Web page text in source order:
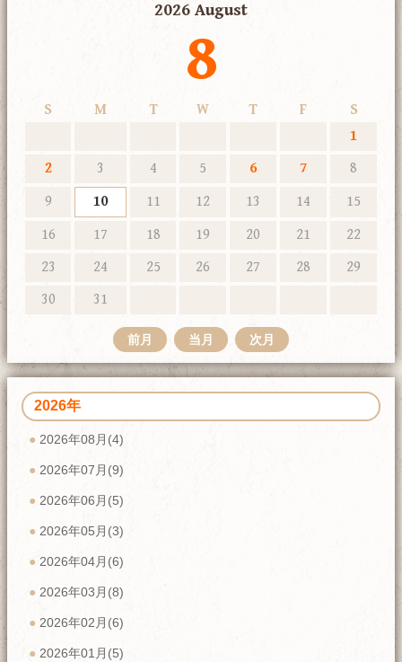
2026 August
8
S M T W T F
S
1
2
3 4 5 6 7
8
9
10 11 12 13 14
15
16
17 18 19 20 21
22
23
24 25 26 27 28
29
30
31
前月 当月 次月
2026年
2026年08月(4)
2026年07月(9)
2026年06月(5)
2026年05月(3)
2026年04月(6)
2026年03月(8)
2026年02月(6)
2026年01月(5)